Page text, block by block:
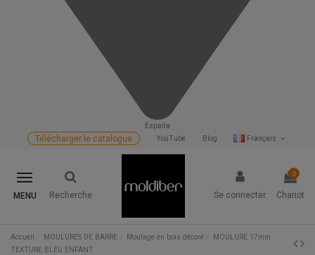
España
Français
Blog
YouTube
Télécharger le catalogue
MENU Recherche Se connecter
0
Chariot
Accueil MOULURES DE BARRE Moulage en bois décoré
MOULURE 17mm
TEXTURE BLEU ENFANT